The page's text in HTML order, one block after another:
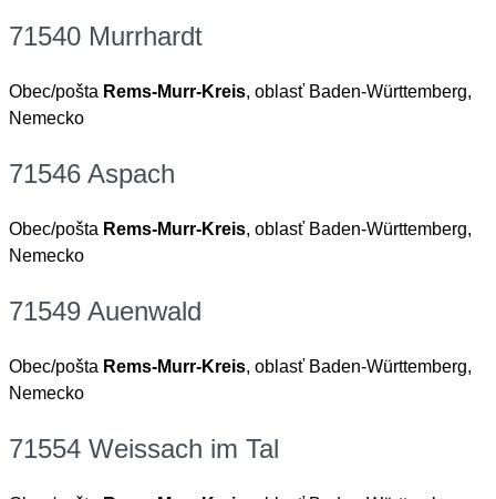
71540 Murrhardt
Obec/pošta Rems-Murr-Kreis, oblasť Baden-Württemberg,
Nemecko
71546 Aspach
Obec/pošta Rems-Murr-Kreis, oblasť Baden-Württemberg,
Nemecko
71549 Auenwald
Obec/pošta Rems-Murr-Kreis, oblasť Baden-Württemberg,
Nemecko
71554 Weissach im Tal